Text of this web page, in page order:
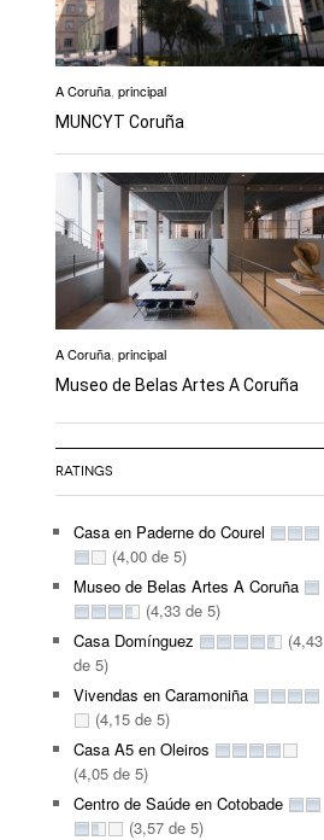
A Coruña principal
MUNCYT Coruña
A Coruña principal
Museo de Belas Artes A Coruña
RATINGS
Casa en Paderne do Courel
(4,00 de 5)
Museo de Belas Artes A Coruña
(4,33 de 5)
Casa Domínguez
(4,43
de 5)
Vivendas en Caramoniña
(4,15 de 5)
Casa A5 en Oleiros
(4,05 de 5)
Centro de Saúde en Cotobade
(3,57 de 5)